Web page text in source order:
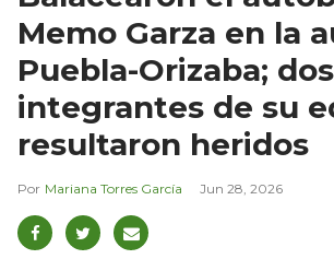
Memo Garza en la
Puebla-Orizaba; dos
integrantes de su
resultaron heridos
Mariana Torres García Jun 28, 2026